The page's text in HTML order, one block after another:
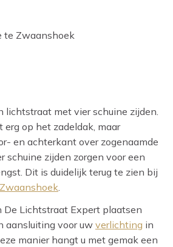
lichtstraat met vier schuine zijden.
op het zadeldak, maar
en achterkant over zogenaamde
schuine zijden zorgen voor een
Dit is duidelijk terug te zien bij
.
De Lichtstraat Expert plaatsen
aansluiting voor uw verlichting in
manier hangt u met gemak een